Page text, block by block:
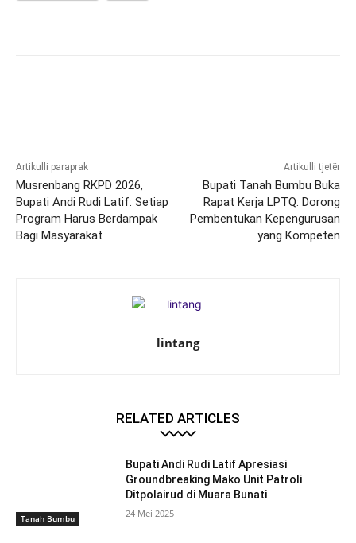
Artikulli paraprak
Musrenbang RKPD 2026,
Bupati Andi Rudi Latif: Setiap
Program Harus Berdampak
Bagi Masyarakat
Artikulli tjetër
Bupati Tanah Bumbu Buka
Rapat Kerja LPTQ: Dorong
Pembentukan Kepengurusan
yang Kompeten
lintang
RELATED ARTICLES
Tanah Bumbu
Bupati Andi Rudi Latif Apresiasi
Groundbreaking Mako Unit Patroli
Ditpolairud di Muara Bunati
24 Mei 2025